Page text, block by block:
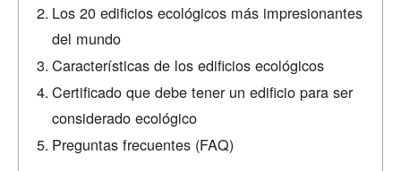
Los 20 edificios ecológicos más impresionantes
del mundo
Características de los edificios ecológicos
Certificado que debe tener un edificio para ser
considerado ecológico
Preguntas frecuentes (FAQ)